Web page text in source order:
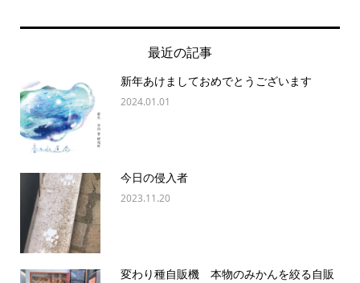
最近の記事
新年あけましておめでとうございます
2024.01.01
今日の侵入者
2023.11.20
変わり種自販機 本物のみかんを絞る自販